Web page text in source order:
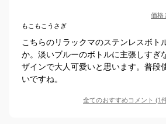
価格
もこもこうさぎ
こちらのリラックマのステンレスボト
か。淡いブルーのボトルに主張しすぎ
ザインで大人可愛いと思います。普段
いですね。
全てのおすすめコメント (1